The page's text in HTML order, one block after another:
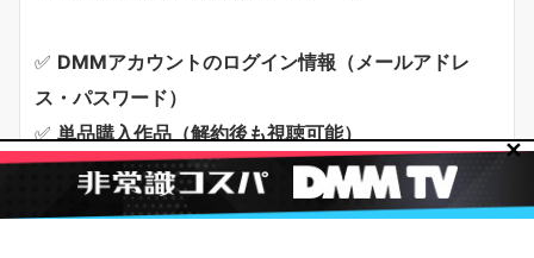
✅ DMMアカウントのログイン情報（メールアドレ
ス・パスワード）
✅単品購入作品（解約後も視聴可能）
✅DMMポイントの残高
✕